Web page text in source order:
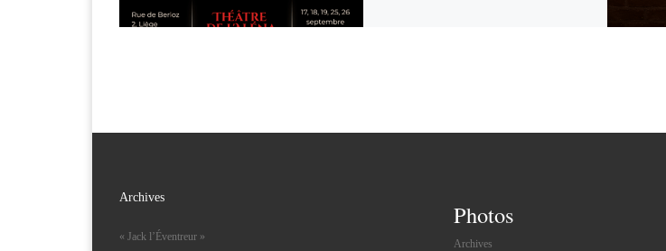
Archives
« Jack l’Éventreur »
Photos
Archives